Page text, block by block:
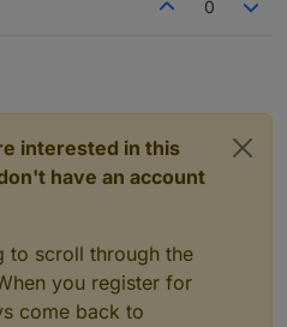
0
interested in this
have an account
to scroll through the
you register for
come back to